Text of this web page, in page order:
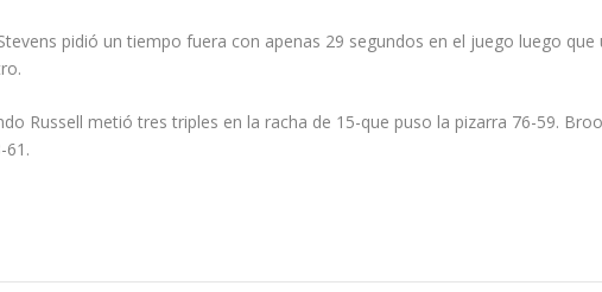
pidió un tiempo fuera con apenas 29 segundos en el juego luego que
Russell metió tres triples en la racha de 15-que puso la pizarra 76-59.
61.